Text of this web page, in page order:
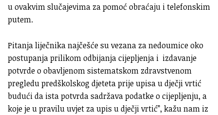
u ovakvim slučajevima za pomoć obraćaju i telefonskim
putem.
Pitanja liječnika najčešće su vezana za nedoumice oko
postupanja prilikom odbijanja cijepljenja i izdavanje
potvrde o obavljenom sistematskom zdravstvenom
pregledu predškolskog djeteta prije upisa u dječji vrtić
budući da ista potvrda sadržava podatke o cijepljenju, a
koje je u pravilu uvjet za upis u dječji vrtić”, kažu nam iz